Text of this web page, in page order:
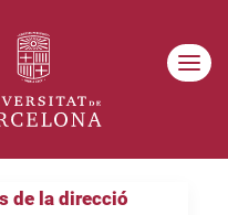
de la direcció